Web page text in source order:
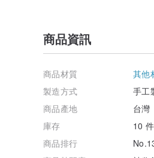
商品資訊
商品材質
其他
製造方式
手工
商品產地
台灣
庫存
10
商品排行